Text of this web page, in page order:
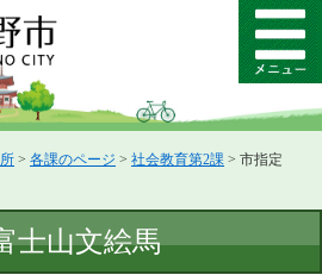
メ
ニ
ー
> 各課のページ > 社会教育第2課 > 市指定
山文絵馬